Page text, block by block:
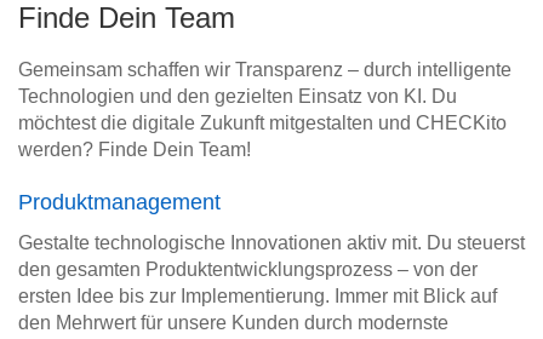
Finde Dein Team
Gemeinsam schaffen wir Transparenz – durch intelligente
Technologien und den gezielten Einsatz von KI. Du
möchtest die digitale Zukunft mitgestalten und CHECKito
werden? Finde Dein Team!
Produktmanagement
Gestalte technologische Innovationen aktiv mit. Du steuerst
den gesamten Produktentwicklungsprozess – von der
ersten Idee bis zur Implementierung. Immer mit Blick auf
den Mehrwert für unsere Kunden durch modernste